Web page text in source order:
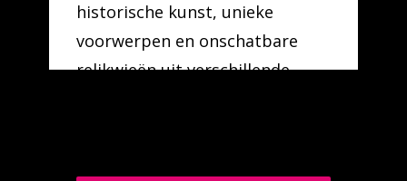
historische kunst, unieke
voorwerpen en onschatbare
relikwieën uit verschillende